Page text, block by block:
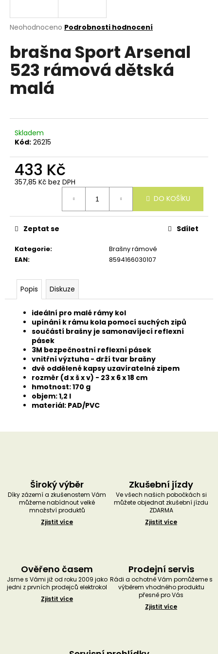
Průměrné
produktu
je
0,0
z
5
hvězdiček.
Neohodnoceno Podrobnosti hodnocení
brašna Sport Arsenal
523 rámová dětská
malá
Skladem
Kód: 26215
433 Kč
357,85 Kč bez DPH
DO KOŠÍKU
Kategorie:
Brašny rámové
EAN: 8594166030107
Zeptat se Sdílet
Popis Diskuze
ideální pro malé rámy kol
upínání k rámu kola pomocí suchých zipů
součástí brašny je samonavíjecí reflexní
pásek
3M bezpečnostní reflexní pásek
vnitřní výztuha - drží tvar brašny
dvě oddělené kapsy uzavíratelné zipem
rozměr (d x š x v) - 23 x 6 x 18 cm
hmotnost: 170 g
objem: 1,2 l
materiál: PAD/PVC
Široký výběr
Díky zázemí a zkušenostem Vám
můžeme nabídnout velké
množství produktů
Zjistit více
Zkušební jízdy
Ve všech našich pobočkách si
můžete objednat zkušební jízdu
ZDARMA
Zjistit více
Ověřeno časem
Jsme s Vámi již od roku 2009 jako
jedni z prvních prodejců elektrokol
Zjistit více
Prodejní servis
Rádi a ochotně Vám pomůžeme s
výběrem vhodného produktu
přesně pro Vás
Zjistit více
n
a
j
í
t
?
D
o
u